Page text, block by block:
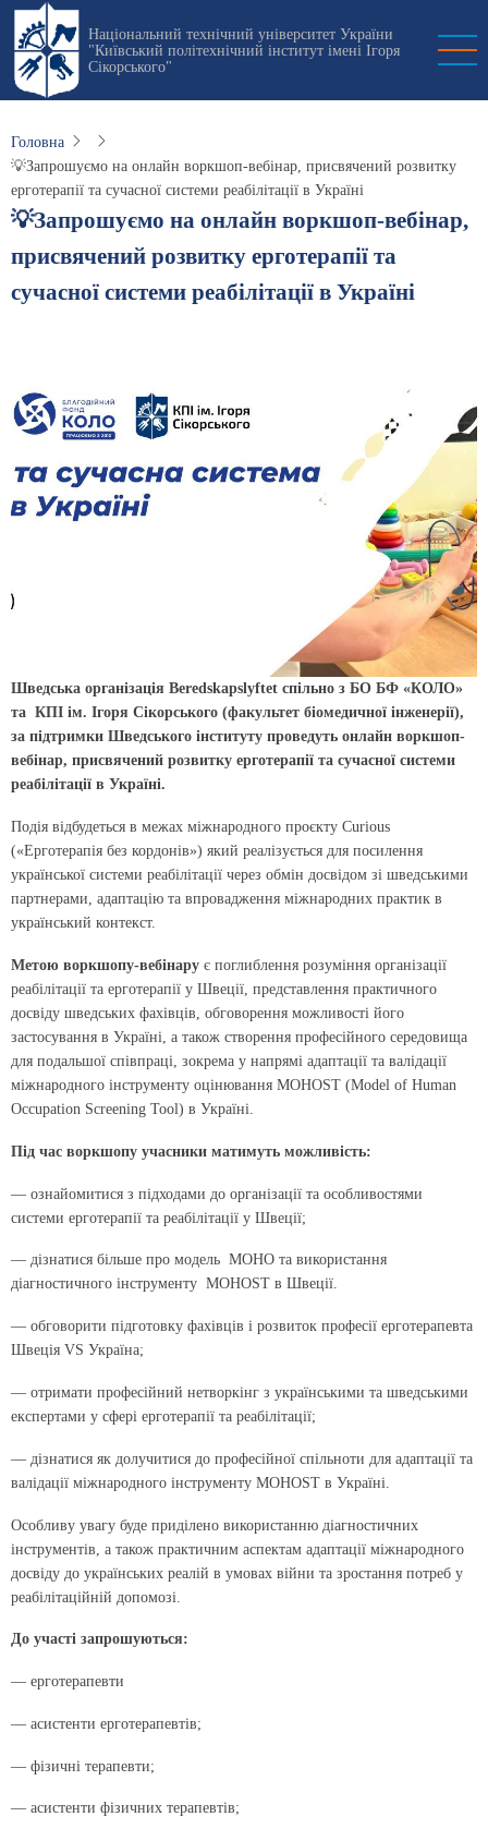
Перейти
основного
вмісту
Національний технічний університет України
"Київський політехнічний інститут імені Ігоря
Сікорського"
Головна
💡Запрошуємо на онлайн воркшоп-вебінар, присвячений розвитку
ерготерапії та сучасної системи реабілітації в Україні
💡Запрошуємо на онлайн воркшоп-вебінар,
присвячений розвитку ерготерапії та
сучасної системи реабілітації в Україні
Шведська організація Beredskapslyftet спільно з БО БФ «КОЛО»
та КПІ ім. Ігоря Сікорського (факультет біомедичної інженерії),
за підтримки Шведського інституту проведуть онлайн воркшоп-
вебінар, присвячений розвитку ерготерапії та сучасної системи
реабілітації в Україні.
Подія відбудеться в межах міжнародного проєкту Curious
(«Ерготерапія без кордонів») який реалізується для посилення
української системи реабілітації через обмін досвідом зі шведськими
партнерами, адаптацію та впровадження міжнародних практик в
український контекст.
Метою воркшопу-вебінару є поглиблення розуміння організації
реабілітації та ерготерапії у Швеції, представлення практичного
досвіду шведських фахівців, обговорення можливості його
застосування в Україні, а також створення професійного середовища
для подальшої співпраці, зокрема у напрямі адаптації та валідації
міжнародного інструменту оцінювання MOHOST (Model of Human
Occupation Screening Tool) в Україні.
Під час воркшопу учасники матимуть можливість:
— ознайомитися з підходами до організації та особливостями
системи ерготерапії та реабілітації у Швеції;
— дізнатися більше про модель MOHO та використання
діагностичного інструменту MOHOST в Швеції.
— обговорити підготовку фахівців і розвиток професії ерготерапевта
Швеція VS Україна;
— отримати професійний нетворкінг з українськими та шведськими
експертами у сфері ерготерапії та реабілітації;
— дізнатися як долучитися до професійної спільноти для адаптації та
валідації міжнародного інструменту MOHOST в Україні.
Особливу увагу буде приділено використанню діагностичних
інструментів, а також практичним аспектам адаптації міжнародного
досвіду до українських реалій в умовах війни та зростання потреб у
реабілітаційній допомозі.
До участі запрошуються:
— ерготерапевти
— асистенти ерготерапевтів;
— фізичні терапевти;
— асистенти фізичних терапевтів;